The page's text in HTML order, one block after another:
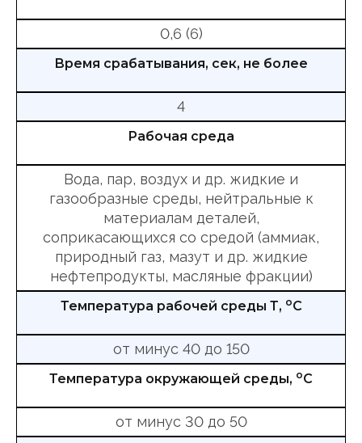
0,6 (6)
Время срабатывания, сек, не более
4
Рабочая среда
Вода, пар, воздух и др. жидкие и
газообразные среды, нейтральные к
материалам деталей,
соприкасающихся со средой (аммиак,
природный газ, мазут и др. жидкие
нефтепродукты, масляные фракции)
Температура рабочей среды Т, оС
от минус 40 до 150
Температура окружающей среды, оС
от минус 30 до 50